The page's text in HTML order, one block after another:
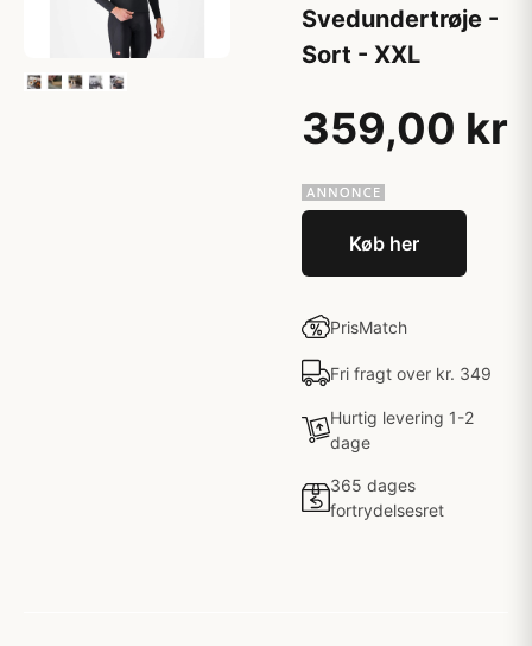
Svedundertrøje -
Sort - XXL
359,00 kr
Køb her
PrisMatch
Fri fragt over kr. 349
Hurtig levering 1-2
dage
365 dages
fortrydelsesret